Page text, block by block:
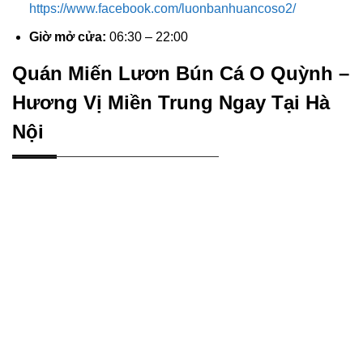
https://www.facebook.com/luonbanhuancoso2/
Giờ mở cửa: 06:30 – 22:00
Quán Miến Lươn Bún Cá O Quỳnh –
Hương Vị Miền Trung Ngay Tại Hà
Nội